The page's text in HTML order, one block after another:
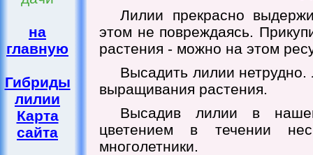
на
главную
Гибриды
лилии
Карта
сайта
Лилии прекрасно
этом не повреждаясь.
растения - можно на этом
Высадить лилии
выращивания растения.
Высадив лилии в
цветением в течении
многолетники.